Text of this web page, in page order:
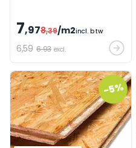
eenvoudige verwerking
maken het een nummer één
7,978,39/m2incl. btw
6,59 6.93 excl.
-5%